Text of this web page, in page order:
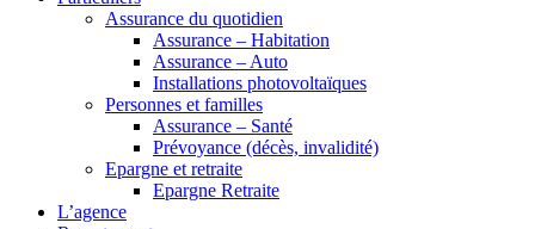
Assurance du quotidien
Assurance – Habitation
Assurance – Auto
Installations photovoltaïques
Personnes et familles
Assurance – Santé
Prévoyance (décès, invalidité)
Epargne et retraite
Epargne Retraite
L’agence